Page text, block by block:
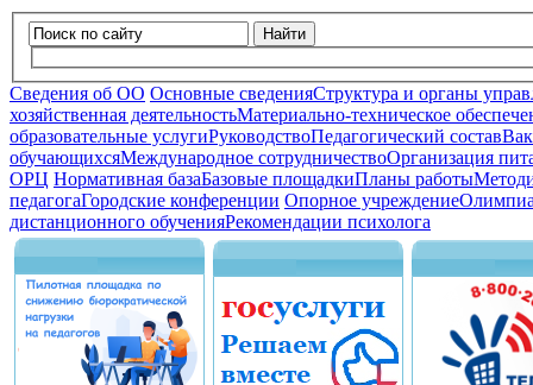
Найти
Сведения об ОО Основные сведенияСтруктура и органы
хозяйственная деятельностьМатериально-техническое
образовательные услугиРуководствоПедагогический состав
обучающихсяМеждународное сотрудничествоОрганизация
ОРЦ Нормативная базаБазовые площадкиПланы работы
педагогаГородские конференции Опорное учреждение
дистанционного обученияРекомендации психолога